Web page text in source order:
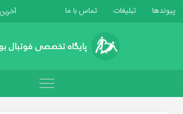
پیوندها تبلیغات تماس با ما آخرین